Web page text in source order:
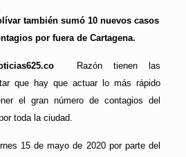
también sumó 10 nuevos casos
por fuera de Cartagena.
Razón tienen las
que hay que actuar lo más rápido
el gran número de contagios del
toda la ciudad.
15 de mayo de 2020 por parte del